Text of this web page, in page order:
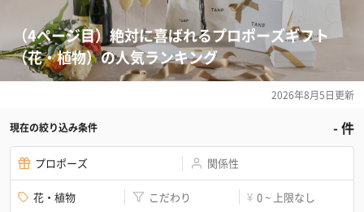
（4ページ目）絶対に喜ばれるプロポーズギフト
（花・植物）の人気ランキング
2026年8月5日更新
現在の絞り込み条件 -件
プロポーズ 関係性
花・植物 こだわり ¥ 0 ~ 上限なし